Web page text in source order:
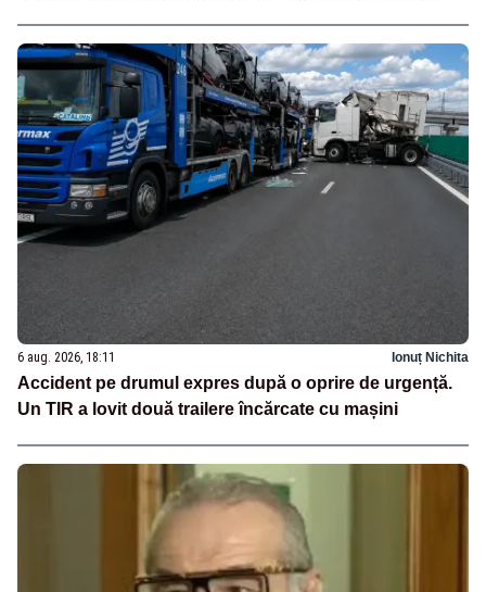
6 aug. 2026, 18:11 Ionuț Nichita
Accident pe drumul expres după o oprire de urgență.
Un TIR a lovit două trailere încărcate cu mașini